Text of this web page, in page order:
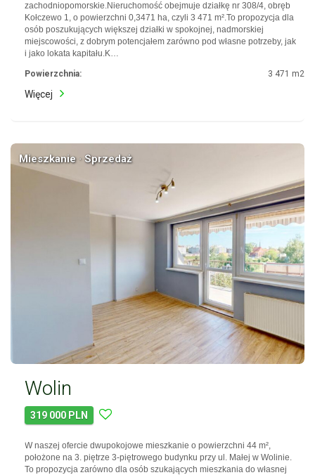
zachodniopomorskie.Nieruchomość obejmuje działkę nr 308/4, obręb
Kołczewo 1, o powierzchni 0,3471 ha, czyli 3 471 m².To propozycja dla
osób poszukujących większej działki w spokojnej, nadmorskiej
miejscowości, z dobrym potencjałem zarówno pod własne potrzeby, jak
i jako lokata kapitału.K…
Powierzchnia: 3 471 m2
Więcej
Mieszkanie · Sprzedaż
Wolin
319 000 PLN
W naszej ofercie dwupokojowe mieszkanie o powierzchni 44 m²,
położone na 3. piętrze 3-piętrowego budynku przy ul. Małej w Wolinie.
To propozycja zarówno dla osób szukających mieszkania do własnej